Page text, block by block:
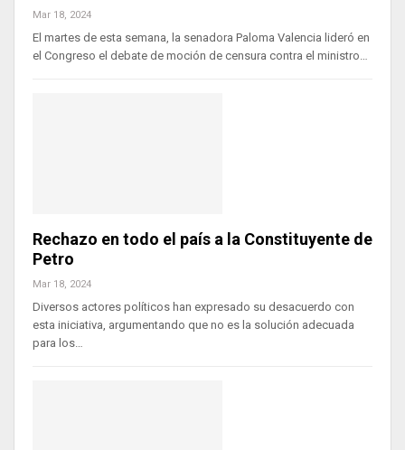
Mar 18, 2024
El martes de esta semana, la senadora Paloma Valencia lideró en
el Congreso el debate de moción de censura contra el ministro…
Rechazo en todo el país a la Constituyente de
Petro
Mar 18, 2024
Diversos actores políticos han expresado su desacuerdo con
esta iniciativa, argumentando que no es la solución adecuada
para los…